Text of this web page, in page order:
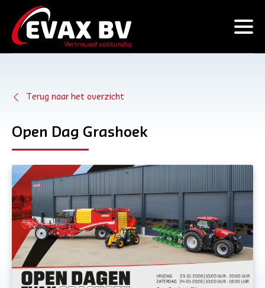
Terug naar het overzicht
Open Dag Grashoek